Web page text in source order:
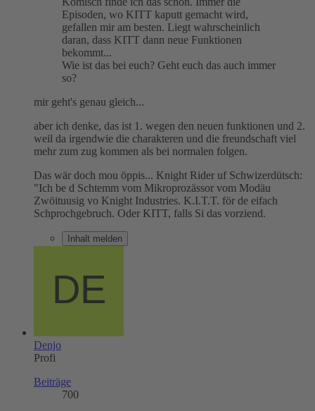
Episoden, wo KITT kaputt gemacht wird,
gefallen mir am besten. Liegt wahrscheinlich
daran, dass KITT dann neue Funktionen
bekommt...
Wie ist das bei euch? Geht euch das auch immer
so?
mir geht's genau gleich...
aber ich denke, das ist 1. wegen den neuen funktionen und 2.
weil da irgendwie die charakteren und die freundschaft viel
mehr zum zug kommen als bei normalen folgen.
Das wär doch mou öppis... Knight Rider uf Schwizerdütsch:
"Ich be d Schtemm vom Mikroprozässor vom Modäu
Zwöituusig vo Knight Industries. K.I.T.T. för de eifach
Schprochgebruch. Oder KITT, falls Si das vorziend.
Inhalt melden
Denjo
Profi
Beiträge
700